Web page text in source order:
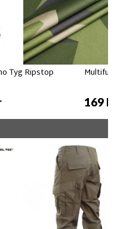
Tyg Ripstop
169